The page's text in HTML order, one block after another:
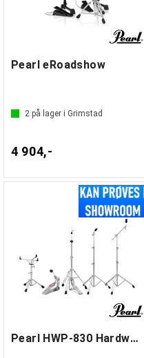
Pearl eRoadshow
2 på lager i Grimstad
4 904,-
Pearl HWP-830 Hardware Pack